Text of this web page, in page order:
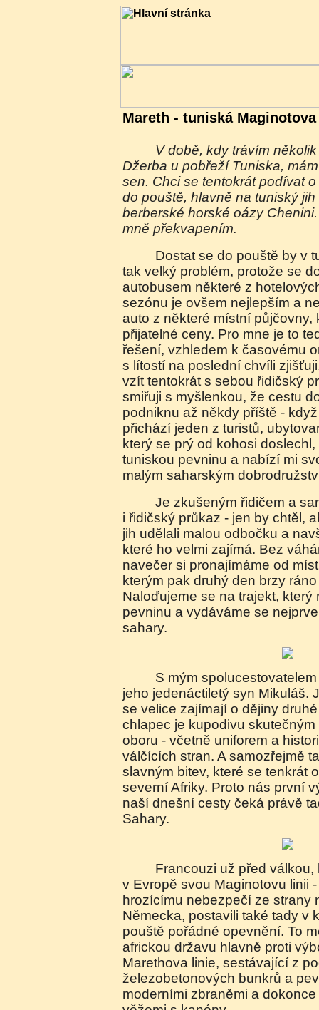
Mareth - tuniská
V době, kdy trávím několik dnů na ostrově
Džerba u pobřeží Tuniska,
sen. Chci se tentokrát podívat
do pouště, hlavně na tuniský jih
berberské horské oázy
mně překvapením.
Dostat se do pouště by v turistické sezóně nebyl
tak velký problém, protože se
autobusem některé z
sezónu je ovšem nejlepším a
auto z některé místní půjčovny,
přijatelné ceny. Pro mne je to
řešení, vzhledem k časovému
s lítostí na poslední chvíli
vzít tentokrát s sebou řidičský
smiřuji s myšlenkou, že cestu
podniknu až někdy příště -
přichází jeden z turistů,
který se prý od kohosi
tuniskou pevninu a nabízí mi
malým saharským
Je zkušeným řidičem a samozřejmě má s sebou
i řidičský průkaz - jen by chtěl,
jih udělali malou odbočku a
které ho velmi zajímá. Bez
navečer si pronajímáme od
kterým pak druhý den brzy
Naloďujeme se na trajekt, který
pevninu a vydáváme se
sahary.
S mým spolucestovatelem Zbyňkem jede také
jeho jedenáctiletý syn Mikuláš.
se velice zajímají o dějiny
chlapec je kupodivu
oboru - včetně uniforem a
válčících stran. A samozřejmě
slavným bitev, které se tenkrát
severní Afriky. Proto nás první
naší dnešní cesty čeká právě
Sahary.
Francouzi už před válkou, když budovali
v Evropě svou Maginotovu linii
hrozícímu nebezpečí ze strany
Německa, postavili také tady v
pouště pořádné opevnění. To
africkou državu hlavně proti
Marethova linie, sestávající z
železobetonových bunkrů a
moderními zbraněmi a